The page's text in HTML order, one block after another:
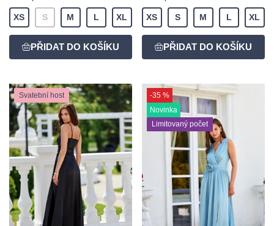
XS S M L XL XS S M L XL
Svatební host
-35 %
Novinka
Limitovaný počet